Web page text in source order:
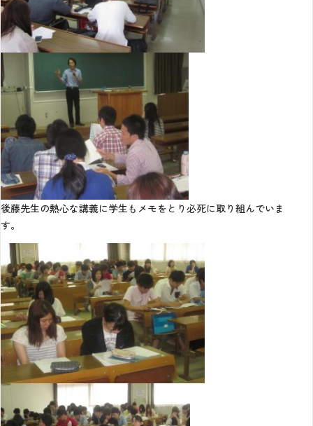
後藤先生の熱心な講義に学生もメモをとり必死に取り組んでいま
す。